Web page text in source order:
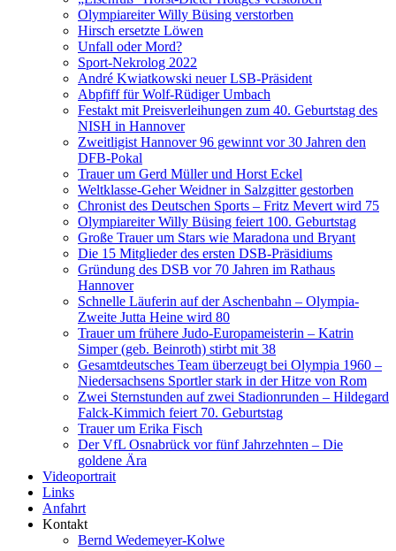
Olympiareiter Willy Büsing verstorben
Hirsch ersetzte Löwen
Unfall oder Mord?
Sport-Nekrolog 2022
André Kwiatkowski neuer LSB-Präsident
Abpfiff für Wolf-Rüdiger Umbach
Festakt mit Preisverleihungen zum 40. Geburtstag des
NISH in Hannover
Zweitligist Hannover 96 gewinnt vor 30 Jahren den
DFB-Pokal
Trauer um Gerd Müller und Horst Eckel
Weltklasse-Geher Weidner in Salzgitter gestorben
Chronist des Deutschen Sports – Fritz Mevert wird 75
Olympiareiter Willy Büsing feiert 100. Geburtstag
Große Trauer um Stars wie Maradona und Bryant
Die 15 Mitglieder des ersten DSB-Präsidiums
Gründung des DSB vor 70 Jahren im Rathaus
Hannover
Schnelle Läuferin auf der Aschenbahn – Olympia-
Zweite Jutta Heine wird 80
Trauer um frühere Judo-Europameisterin – Katrin
Simper (geb. Beinroth) stirbt mit 38
Gesamtdeutsches Team überzeugt bei Olympia 1960 –
Niedersachsens Sportler stark in der Hitze von Rom
Zwei Sternstunden auf zwei Stadionrunden – Hildegard
Falck-Kimmich feiert 70. Geburtstag
Trauer um Erika Fisch
Der VfL Osnabrück vor fünf Jahrzehnten – Die
goldene Ära
Videoportrait
Links
Anfahrt
Kontakt
Bernd Wedemeyer-Kolwe